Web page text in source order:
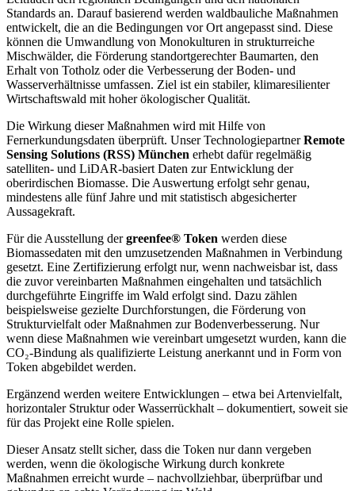
Standards an. Darauf basierend werden waldbauliche Maßnahmen
entwickelt, die an die Bedingungen vor Ort angepasst sind. Diese
können die Umwandlung von Monokulturen in strukturreiche
Mischwälder, die Förderung standortgerechter Baumarten, den
Erhalt von Totholz oder die Verbesserung der Boden- und
Wasserverhältnisse umfassen. Ziel ist ein stabiler, klimaresilienter
Wirtschaftswald mit hoher ökologischer Qualität.
Die Wirkung dieser Maßnahmen wird mit Hilfe von
Fernerkundungsdaten überprüft. Unser TechnologiepartnerRemote
Sensing Solutions (RSS) München erhebt dafür regelmäßig
satelliten- und LiDAR-basiert Daten zur Entwicklung der
oberirdischen Biomasse. Die Auswertung erfolgt sehr genau,
mindestens alle fünf Jahre und mit statistisch abgesicherter
Aussagekraft.
Für die Ausstellung dergreenfee® Token werden diese
Biomassedaten mit den umzusetzenden Maßnahmen in Verbindung
gesetzt. Eine Zertifizierung erfolgt nur, wenn nachweisbar ist, dass
die zuvor vereinbarten Maßnahmen eingehalten und tatsächlich
durchgeführte Eingriffe im Wald erfolgt sind. Dazu zählen
beispielsweise gezielte Durchforstungen, die Förderung von
Strukturvielfalt oder Maßnahmen zur Bodenverbesserung. Nur
wenn diese Maßnahmen wie vereinbart umgesetzt wurden, kann die
CO₂-Bindung als qualifizierte Leistung anerkannt und in Form von
Token abgebildet werden.
Ergänzend werden weitere Entwicklungen – etwa bei Artenvielfalt,
horizontaler Struktur oder Wasserrückhalt – dokumentiert, soweit sie
für das Projekt eine Rolle spielen.
Dieser Ansatz stellt sicher, dass die Token nur dann vergeben
werden, wenn die ökologische Wirkung durch konkrete
Maßnahmen erreicht wurde – nachvollziehbar, überprüfbar und